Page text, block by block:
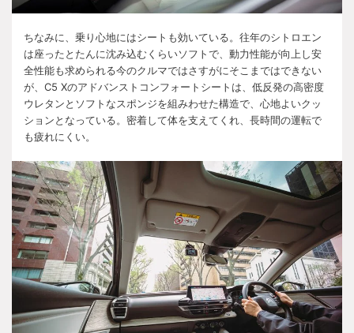
ちなみに、乗り心地にはシートも効いている。往年のシトロエン
は座ったとたんに沈み込むくらいソフトで、動力性能が向上し安
全性能も求められる今のクルマではさすがにそこまではできない
が、 C5 Xのアドバンストコンフォートシートは、低反発の高密度
ウレタンとソフトなスポンジを組みわせた構造で、心地よいクッ
ションとなっている。密着して体を支えてくれ、長時間の運転で
も疲れにくい。